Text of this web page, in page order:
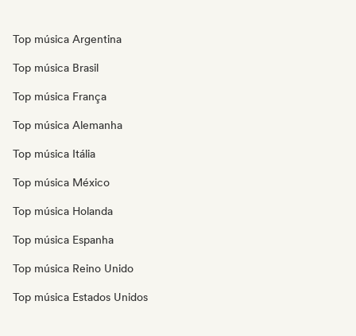
Top música Argentina
Top música Brasil
Top música França
Top música Alemanha
Top música Itália
Top música México
Top música Holanda
Top música Espanha
Top música Reino Unido
Top música Estados Unidos